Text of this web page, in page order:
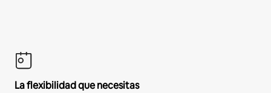
La flexibilidad que necesitas